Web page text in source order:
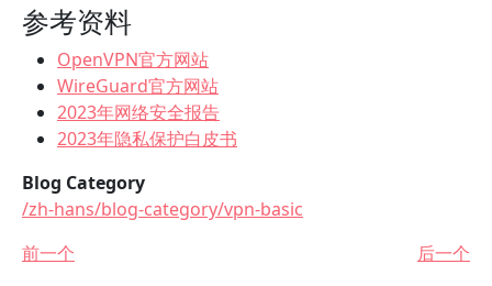
参考资料
OpenVPN官方网站
WireGuard官方网站
2023年网络安全报告
2023年隐私保护白皮书
Blog Category
/zh-hans/blog-category/vpn-basic
前一个
后一个